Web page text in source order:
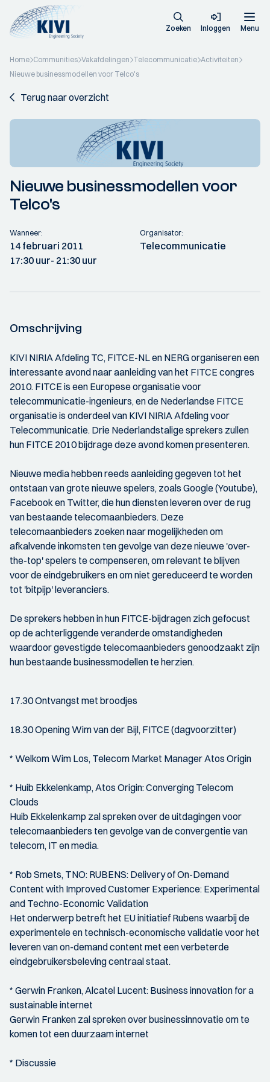
Zoeken Inloggen Menu
Home Communities Vakafdelingen Telecommunicatie Activiteiten
Nieuwe businessmodellen voor Telco's
Terug naar overzicht
Nieuwe businessmodellen voor
Telco's
Wanneer:
14 februari 2011
17:30 uur- 21:30 uur
Organisator:
Telecommunicatie
Omschrijving
KIVI NIRIA Afdeling TC, FITCE-NL en NERG organiseren een
interessante avond naar aanleiding van het FITCE congres
2010. FITCE is een Europese organisatie voor
telecommunicatie-ingenieurs, en de Nederlandse FITCE
organisatie is onderdeel van KIVI NIRIA Afdeling voor
Telecommunicatie. Drie Nederlandstalige sprekers zullen
hun FITCE 2010 bijdrage deze avond komen presenteren.
Nieuwe media hebben reeds aanleiding gegeven tot het
ontstaan van grote nieuwe spelers, zoals Google (Youtube),
Facebook en Twitter, die hun diensten leveren over de rug
van bestaande telecomaanbieders. Deze
telecomaanbieders zoeken naar mogelijkheden om
afkalvende inkomsten ten gevolge van deze nieuwe 'over-
the-top' spelers te compenseren, om relevant te blijven
voor de eindgebruikers en om niet gereduceerd te worden
tot 'bitpijp' leveranciers.
De sprekers hebben in hun FITCE-bijdragen zich gefocust
op de achterliggende veranderde omstandigheden
waardoor gevestigde telecomaanbieders genoodzaakt zijn
hun bestaande businessmodellen te herzien.
17.30 Ontvangst met broodjes
18.30 Opening Wim van der Bijl, FITCE (dagvoorzitter)
* Welkom Wim Los, Telecom Market Manager Atos Origin
* Huib Ekkelenkamp, Atos Origin: Converging Telecom
Clouds
Huib Ekkelenkamp zal spreken over de uitdagingen voor
telecomaanbieders ten gevolge van de convergentie van
telecom, IT en media.
* Rob Smets, TNO: RUBENS: Delivery of On-Demand
Content with Improved Customer Experience: Experimental
and Techno-Economic Validation
Het onderwerp betreft het EU initiatief Rubens waarbij de
experimentele en technisch-economische validatie voor het
leveren van on-demand content met een verbeterde
eindgebruikersbeleving centraal staat.
* Gerwin Franken, Alcatel Lucent: Business innovation for a
sustainable internet
Gerwin Franken zal spreken over businessinnovatie om te
komen tot een duurzaam internet
* Discussie